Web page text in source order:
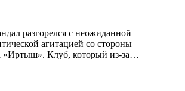
разгорелся с неожиданной
агитацией со стороны
«Иртыш». Клуб, который из-за…